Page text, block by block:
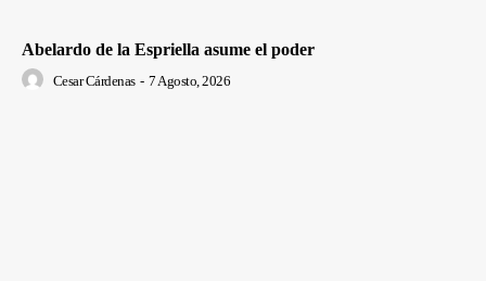
Abelardo de la Espriella asume el poder
Cesar Cárdenas - 7 Agosto, 2026